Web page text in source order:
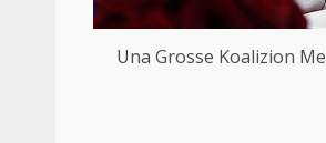
Una Grosse Koalizion